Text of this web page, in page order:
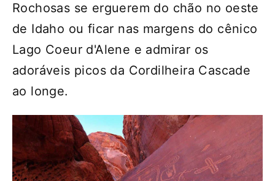
Rochosas se erguerem do chão no oeste
de Idaho ou ficar nas margens do cênico
Lago Coeur d'Alene e admirar os
adoráveis ​​picos da Cordilheira Cascade
ao longe.